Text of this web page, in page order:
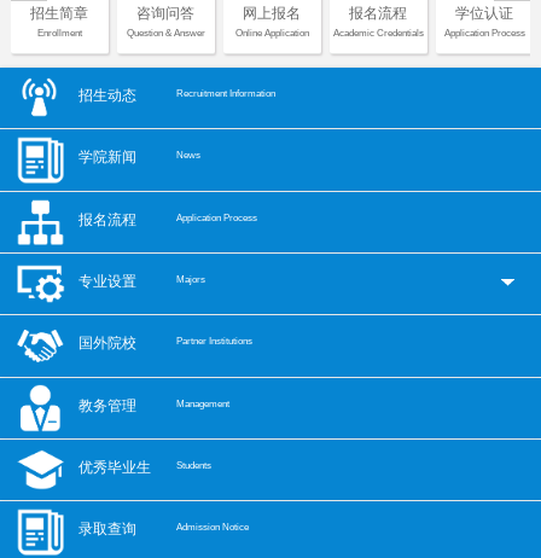
招生简章
Enrollment
咨询问答
Question & Answer
网上报名
Online Application
报名流程
Academic Credentials
学位认证
Application Process
招生动态 Recruitment Information
学院新闻 News
报名流程 Application Process
专业设置 Majors
国外院校 Partner Institutions
教务管理 Management
优秀毕业生 Students
录取查询 Admission Notice